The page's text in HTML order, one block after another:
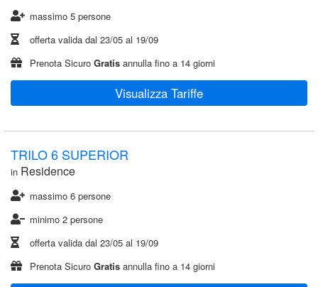
massimo 5 persone
offerta valida dal 23/05 al 19/09
Prenota Sicuro Gratis annulla fino a 14 giorni
Visualizza Tariffe
TRILO 6 SUPERIOR
in Residence
massimo 6 persone
minimo 2 persone
offerta valida dal 23/05 al 19/09
Prenota Sicuro Gratis annulla fino a 14 giorni